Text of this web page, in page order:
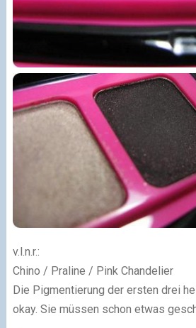
v.l.n.r.:
Chino / Praline / Pink Chandelier
Die Pigmentierung der ersten drei
okay. Sie müssen schon etwas